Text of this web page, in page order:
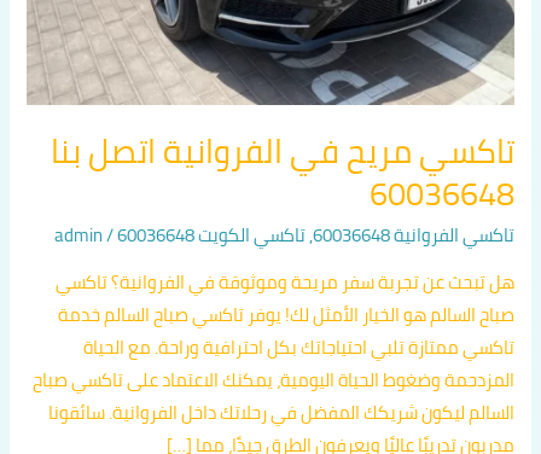
تاكسي مريح في الفروانية اتصل بنا
60036648
تاكسي الفروانية 60036648 ,تاكسي الكويت 60036648 /
admin
هل تبحث عن تجربة سفر مريحة وموثوقة في الفروانية؟ تاكسي
صباح السالم هو الخيار الأمثل لك! يوفر تاكسي صباح السالم خدمة
تاكسي ممتازة تلبي احتياجاتك بكل احترافية وراحة. مع الحياة
المزدحمة وضغوط الحياة اليومية، يمكنك الاعتماد على تاكسي صباح
السالم ليكون شريكك المفضل في رحلاتك داخل الفروانية. سائقونا
مدربون تدريبًا عاليًا ويعرفون الطرق جيدًا، مما […]